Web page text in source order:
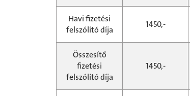
Havi fizetési
felszólító díja
1450,-
Összesítő
fizetési
felszólító díja
1450,-